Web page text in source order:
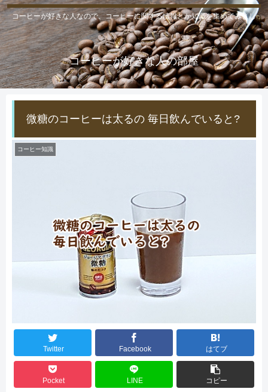
コーヒーが好きな人なので、コーヒーに関する情報とか知識を集めてみまし
た。
コーヒーが好きな人の部屋
微糖のコーヒーは太るの 毎日飲んでいると?
コーヒー知識
Twitter Facebook はてブ
Pocket LINE コピー